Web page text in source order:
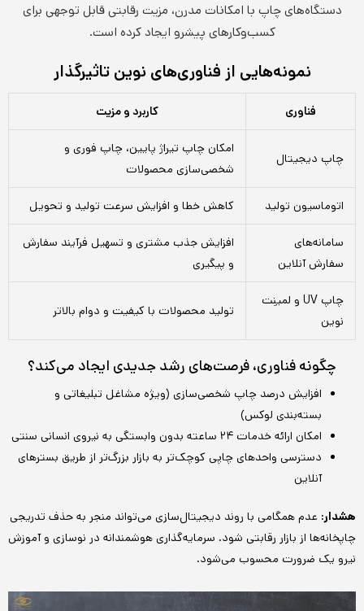
دستگاه‌های چاپ با امکانات مدرن، مزیت رقابتی قابل توجهی برای
کسب‌وکارهای پیشرو ایجاد کرده است.
نمونه‌هایی از فناوری‌های نوین تاثیرگذار
فناوری کاربرد و مزیت
چاپ دیجیتال
امکان چاپ تیراژ پایین، چاپ فوری و
شخصی‌سازی محصولات
اتوماسیون تولید کاهش خطا و افزایش سرعت تولید و تحویل
سامانه‌های
سفارش آنلاین
افزایش جذب مشتری و تسهیل فرآیند سفارش
و پیگیری
چاپ UV و لمینِت
نوین
تولید محصولات با کیفیت و دوام بالاتر
چگونه فناوری، فرصت‌های رشد جدیدی ایجاد می‌کند؟
افزایش درصد چاپ شخصی‌سازی (ویژه مشاغل تبلیغاتی و
بسته‌بندی لوکس)
امکان ارائه خدمات ۲۴ ساعته بدون وابستگی به نیروی انسانی سنتی
دسترسی واحدهای چاپی کوچک‌تر به بازار بزرگ‌تر از طریق بسترهای
آنلاین
هشدار: عدم همگامی با روند دیجیتال‌سازی می‌تواند منجر به حذف تدریجی
چاپخانه‌ها از بازار رقابتی شود. سرمایه‌گذاری هوشمندانه در نوسازی و آموزش
نیرو یک ضرورت محسوب می‌شود.